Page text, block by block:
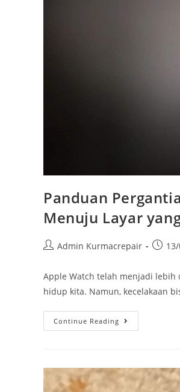
Panduan
Menuju Layar
Admin Kurmacrepair
Apple Watch telah menjadi lebih
hidup kita. Namun, kecelakaan
Continue Reading